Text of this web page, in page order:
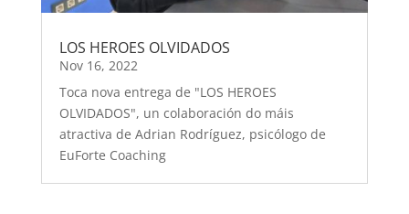
LOS HEROES OLVIDADOS
Nov 16, 2022
Toca nova entrega de "LOS HEROES
OLVIDADOS", un colaboración do máis
atractiva de Adrian Rodríguez, psicólogo de
EuForte Coaching